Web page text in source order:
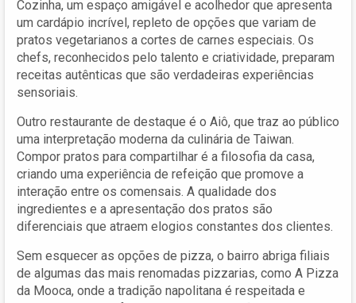
Cozinha, um espaço amigável e acolhedor que apresenta
um cardápio incrível, repleto de opções que variam de
pratos vegetarianos a cortes de carnes especiais. Os
chefs, reconhecidos pelo talento e criatividade, preparam
receitas autênticas que são verdadeiras experiências
sensoriais.
Outro restaurante de destaque é o Aiô, que traz ao público
uma interpretação moderna da culinária de Taiwan.
Compor pratos para compartilhar é a filosofia da casa,
criando uma experiência de refeição que promove a
interação entre os comensais. A qualidade dos
ingredientes e a apresentação dos pratos são
diferenciais que atraem elogios constantes dos clientes.
Sem esquecer as opções de pizza, o bairro abriga filiais
de algumas das mais renomadas pizzarias, como A Pizza
da Mooca, onde a tradição napolitana é respeitada e